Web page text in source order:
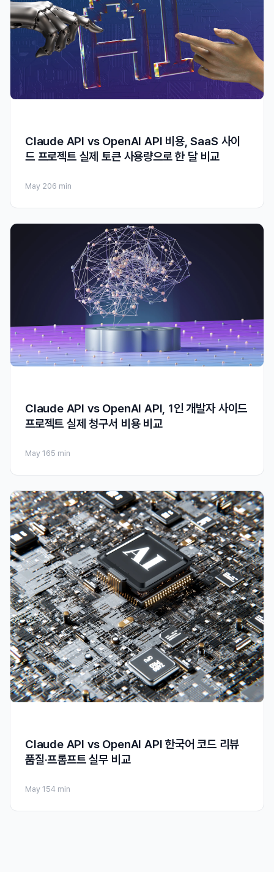
Claude API vs OpenAI API 비용, SaaS 사이
드 프로젝트 실제 토큰 사용량으로 한 달 비교
May 206 min
Claude API vs OpenAI API, 1인 개발자 사이드
프로젝트 실제 청구서 비용 비교
May 165 min
Claude API vs OpenAI API 한국어 코드 리뷰
품질·프롬프트 실무 비교
May 154 min